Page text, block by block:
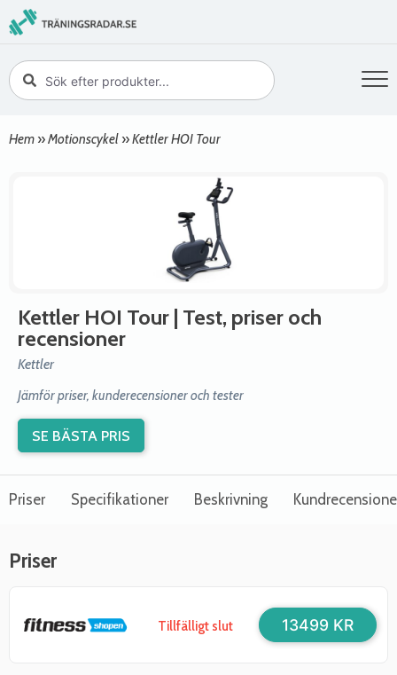
Hem »Motionscykel »Kettler HOI Tour
Kettler HOI Tour | Test, priser och
recensioner
Kettler
Jämför priser, kunderecensioner och tester
SE BÄSTA PRIS
Priser Specifikationer Beskrivning
Priser
Tillfälligt slut 13499 KR